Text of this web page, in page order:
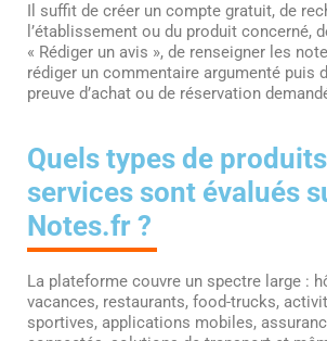
Il suffit de créer un compte gratuit, de
l’établissement ou du produit concerné,
« Rédiger un avis », de renseigner les
rédiger un commentaire argumenté puis
preuve d’achat ou de réservation
Quels types de
services sont évalués
Notes.fr ?
La plateforme couvre un spectre large :
vacances, restaurants, food-trucks,
sportives, applications mobiles,